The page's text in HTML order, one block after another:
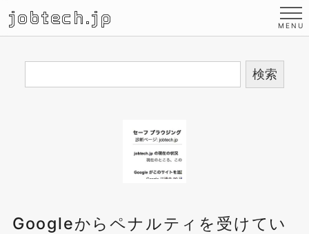
jobtech.jp
Googleからペナルティを受けてい